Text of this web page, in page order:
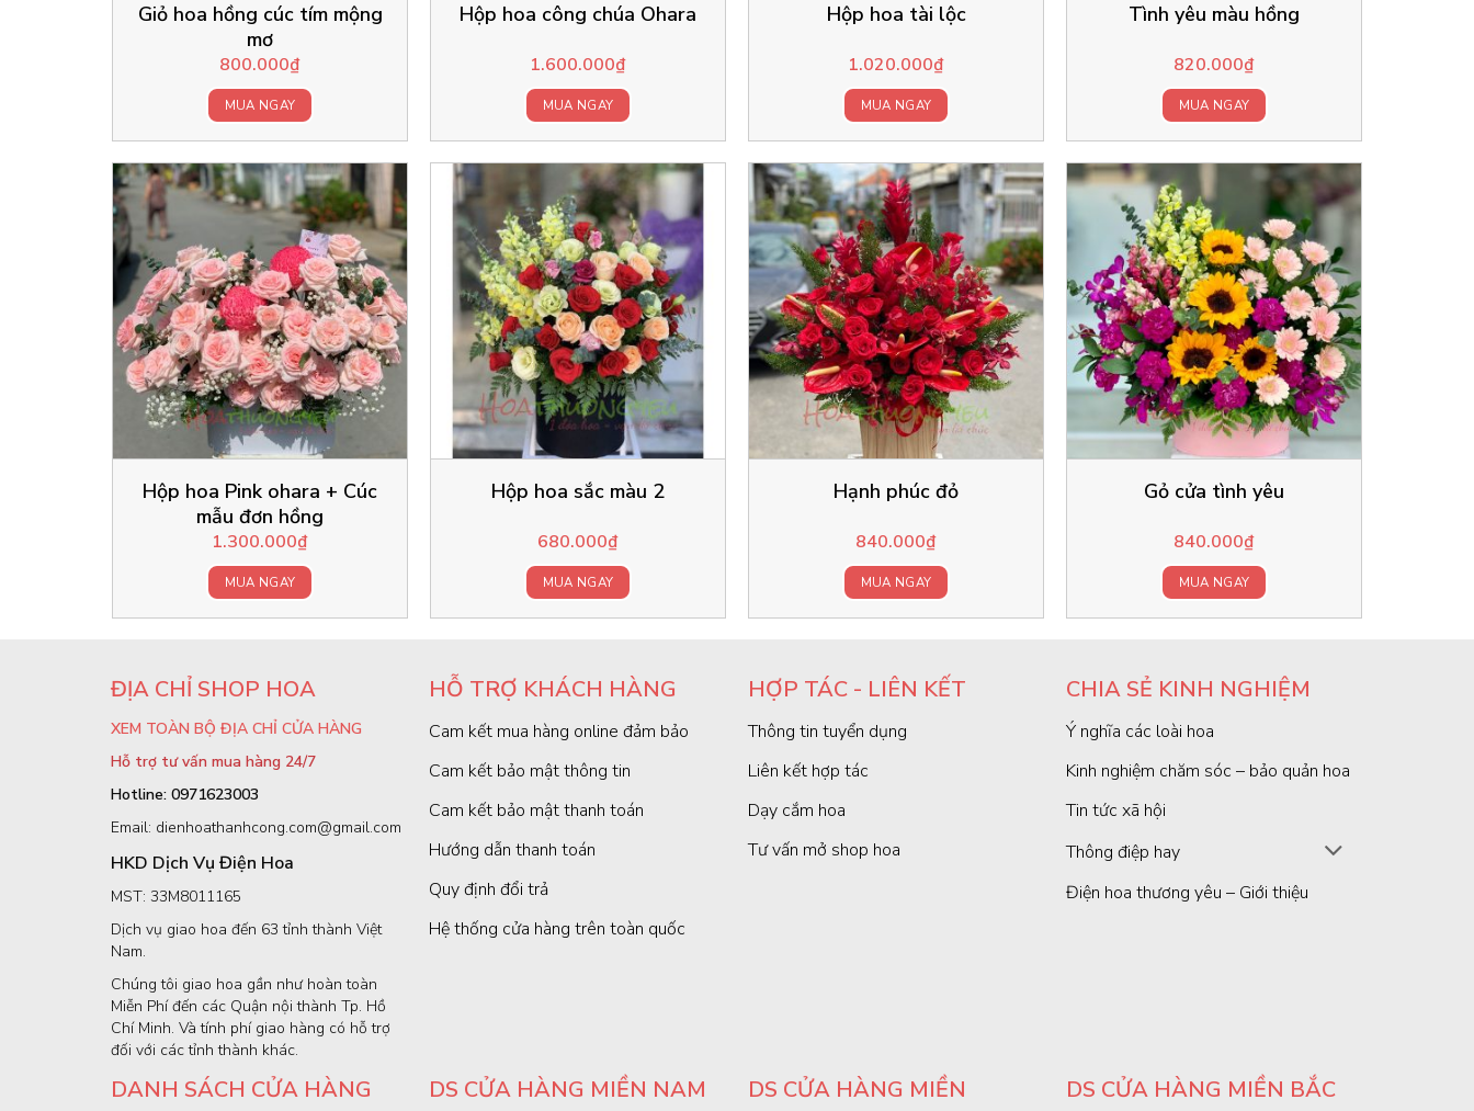
Giỏ hoa hồng cúc tím mộng
mơ
800.000₫
MUA NGAY
Hộp hoa công chúa Ohara
1.600.000₫
MUA NGAY
Hộp hoa tài lộc
1.020.000₫
MUA NGAY
Tình yêu màu hồng
820.000₫
MUA NGAY
Hộp hoa Pink ohara + Cúc
mẫu đơn hồng
1.300.000₫
MUA NGAY
Hộp hoa sắc màu 2
680.000₫
MUA NGAY
Hạnh phúc đỏ
840.000₫
MUA NGAY
Gỏ cửa tình yêu
840.000₫
MUA NGAY
ĐỊA CHỈ SHOP HOA
XEM TOÀN BỘ ĐỊA CHỈ CỬA HÀNG
Hỗ trợ tư vấn mua hàng 24/7
Hotline: 0971623003
Email: dienhoathanhcong.com@gmail.com
HKD Dịch Vụ Điện Hoa
MST: 33M8011165
Dịch vụ giao hoa đến 63 tỉnh thành Việt
Nam.
Chúng tôi giao hoa gần như hoàn toàn
Miễn Phí đến các Quận nội thành Tp. Hồ
Chí Minh. Và tính phí giao hàng có hỗ trợ
đối với các tỉnh thành khác.
HỖ TRỢ KHÁCH HÀNG
Cam kết mua hàng online đảm bảo
Cam kết bảo mật thông tin
Cam kết bảo mật thanh toán
Hướng dẫn thanh toán
Quy định đổi trả
Hệ thống cửa hàng trên toàn quốc
HỢP TÁC - LIÊN KẾT
Thông tin tuyển dụng
Liên kết hợp tác
Dạy cắm hoa
Tư vấn mở shop hoa
CHIA SẺ KINH NGHIỆM
Ý nghĩa các loài hoa
Kinh nghiệm chăm sóc – bảo quản hoa
Tin tức xã hội
Thông điệp hay
Điện hoa thương yêu – Giới thiệu
DANH SÁCH CỬA HÀNG
DS CỬA HÀNG MIỀN NAM
DS CỬA HÀNG MIỀN
DS CỬA HÀNG MIỀN BẮC